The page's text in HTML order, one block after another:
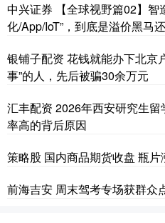
中兴证券 【全球视野篇02】智
化/App/IoT”，到底是溢价黑马
银铺子配资 花钱就能办下北京
事”的人，先后被骗30余万元
汇丰配资 2026年西安研究生
率高的背后原因
策略股 国内商品期货收盘 瓶片
前海吉安 周末驾考专场获群众